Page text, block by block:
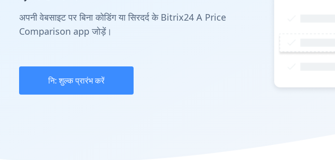
अपनी वेबसाइट पर बिना कोडिंग या सिरदर्द के Bitrix24 A Price
Comparison app जोड़ें।
नि: शुल्क प्रारंभ करें